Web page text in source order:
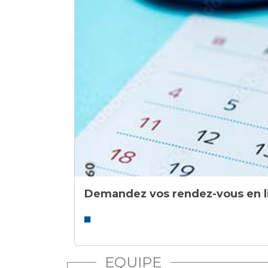
Laïcité et cultes
Transports sanitaires
Vos droits, vos devoirs
Les structures de recherche
Demandez vos rendez-vous en
EQUIPE